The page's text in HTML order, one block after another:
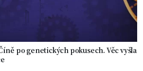
po genetických pokusech. Věc vyšla